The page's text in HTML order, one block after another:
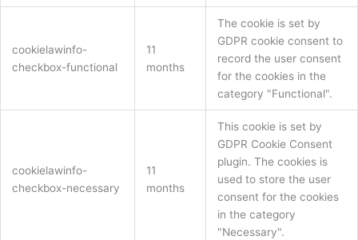
cookielawinfo-
checkbox-functional
11
months
The cookie is set by
GDPR cookie consent to
record the user consent
for the cookies in the
category "Functional".
cookielawinfo-
checkbox-necessary
11
months
This cookie is set by
GDPR Cookie Consent
plugin. The cookies is
used to store the user
consent for the cookies
in the category
"Necessary".